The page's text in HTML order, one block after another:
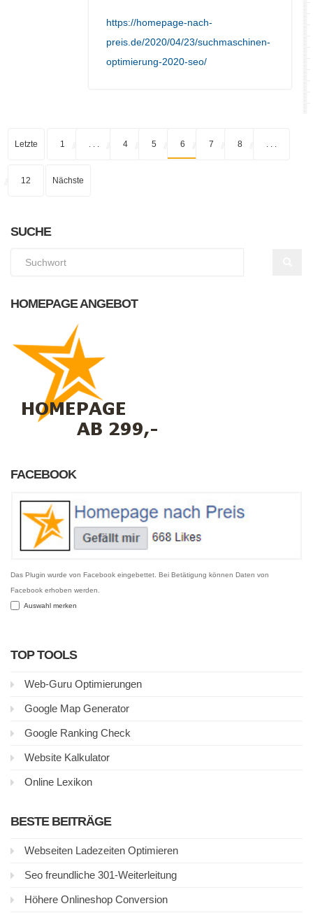
https://homepage-nach-
preis.de/2020/04/23/suchmaschinen-
optimierung-2020-seo/
Letzte 1 4 5 6 7 8
12 Nächste
SUCHE
HOMEPAGE ANGEBOT
FACEBOOK
Das Plugin wurde von Facebook eingebettet. Bei Betätigung können Daten von
Facebook erhoben werden.
Auswahl merken
TOP TOOLS
Web-Guru Optimierungen
Google Map Generator
Google Ranking Check
Website Kalkulator
Online Lexikon
BESTE BEITRÄGE
Webseiten Ladezeiten Optimieren
Seo freundliche 301-Weiterleitung
Höhere Onlineshop Conversion